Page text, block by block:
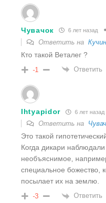
Чувачок 6 лет назад
Ответить на
Кто такой Веталег ?
-1 Ответить
Ihtyapidor 6 лет назад
Ответить на
Это такой
Когда дикари
необъяснимое,
специальное божество,
посылает их на землю.
-3 Ответить